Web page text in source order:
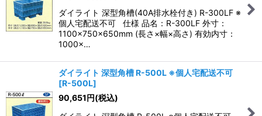
ダイライト 深型角槽(40A排水栓付き) R-300LF ※
個人宅配送不可 仕様 品名：R-300LF 外寸：
1100×750×650mm (長さ×幅×高さ) 有効内寸：
1000×…
ダイライト 深型角槽 R-500L ※個人宅配送不可
[R-500L]
90,651円(税込)